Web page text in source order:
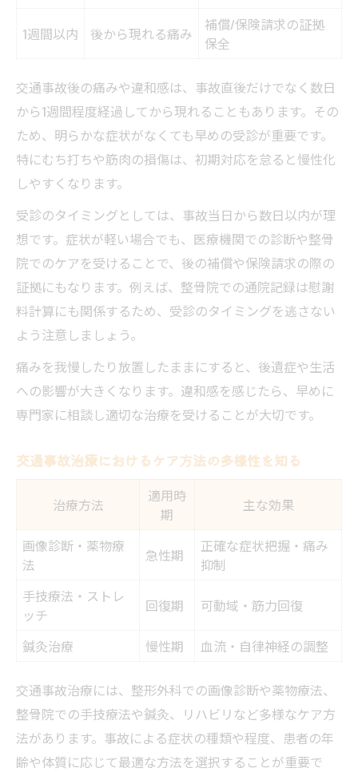
1週間以内 後から現れる痛み
補償/保険請求の証拠
保全
交通事故後の痛みや違和感は、事故直後だけでなく数日
から1週間程度経過してから現れることもあります。その
ため、明らかな症状がなくても早めの受診が重要です。
特にむち打ちや筋肉の損傷は、初期対応を怠ると慢性化
しやすくなります。
受診のタイミングとしては、事故当日から数日以内が理
想です。症状が軽い場合でも、医療機関での診断や整骨
院でのケアを受けることで、後の補償や保険請求の際の
証拠にもなります。例えば、整骨院での通院記録は慰謝
料計算にも関係するため、受診のタイミングを逃さない
よう注意しましょう。
痛みを我慢したり放置したままにすると、後遺症や生活
への影響が大きくなります。違和感を感じたら、早めに
専門家に相談し適切な治療を受けることが大切です。
交通事故治療におけるケア方法の多様性を知る
治療方法
適用時
期
主な効果
画像診断・薬物療
法
急性期
正確な症状把握・痛み
抑制
手技療法・ストレ
ッチ
回復期 可動域・筋力回復
鍼灸治療 慢性期 血流・自律神経の調整
交通事故治療には、整形外科での画像診断や薬物療法、
整骨院での手技療法や鍼灸、リハビリなど多様なケア方
法があります。事故による症状の種類や程度、患者の年
齢や体質に応じて最適な方法を選択することが重要で